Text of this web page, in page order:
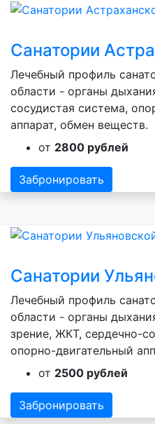
Санатории
Лечебный профиль
области - органы
сосудистая система,
аппарат, обмен веществ.
от 2800 рублей
Забронировать
Санатории
Лечебный профиль
области - органы
зрение, ЖКТ, сердечно-
опорно-двигательный
от 2500 рублей
Забронировать